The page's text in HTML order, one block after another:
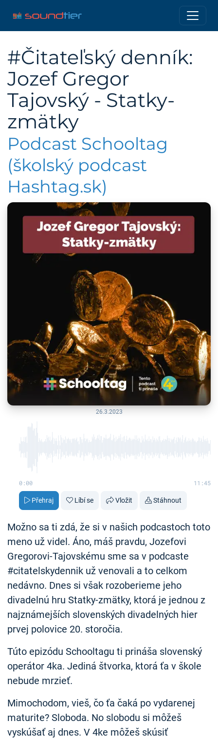
#Čitateľský denník:
Jozef Gregor
Tajovský - Statky-
zmätky
Podcast Schooltag
(školský podcast
Hashtag.sk)
26.3.2023
0:00 11:45
Přehraj Líbí se Vložit Stáhnout
Možno sa ti zdá, že si v našich podcastoch toto
meno už videl. Áno, máš pravdu, Jozefovi
Gregorovi-Tajovskému sme sa v podcaste
#citatelskydennik už venovali a to celkom
nedávno. Dnes si však rozoberieme jeho
divadelnú hru Statky-zmätky, ktorá je jednou z
najznámejších slovenských divadelných hier
prvej polovice 20. storočia.
​​Túto epizódu Schooltagu ti prináša slovenský
operátor 4ka. Jediná štvorka, ktorá ťa v škole
nebude mrzieť.
Mimochodom, vieš, čo ťa čaká po vydarenej
maturite? Sloboda. No slobodu si môžeš
vyskúšať aj dnes. V 4ke môžeš skúsiť